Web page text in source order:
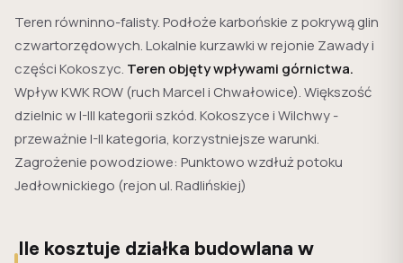
Teren równinno-falisty. Podłoże karbońskie z pokrywą glin
czwartorzędowych. Lokalnie kurzawki w rejonie Zawady i
części Kokoszyc. Teren objęty wpływami górnictwa.
Wpływ KWK ROW (ruch Marcel i Chwałowice). Większość
dzielnic w I-III kategorii szkód. Kokoszyce i Wilchwy -
przeważnie I-II kategoria, korzystniejsze warunki.
Zagrożenie powodziowe: Punktowo wzdłuż potoku
Jedłownickiego (rejon ul. Radlińskiej)
Ile kosztuje działka budowlana w